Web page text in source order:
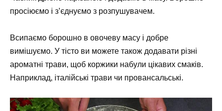
просіюємо і з’єднуємо з розпушувачем.
Всипаємо борошно в овочеву масу і добре
вимішуємо. У тісто ви можете також додавати різні
ароматні трави, щоб коржики набули цікавих смаків.
Наприклад, італійські трави чи провансальські.